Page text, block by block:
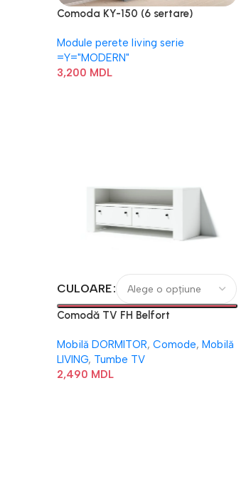
Comoda KY-150 (6 sertare)
Module perete living serie
=Y="MODERN"
3,200 MDL
CULOARE
Comodă TV FH Belfort
Mobilă DORMITOR, Comode, Mobilă
LIVING, Tumbe TV
2,490 MDL